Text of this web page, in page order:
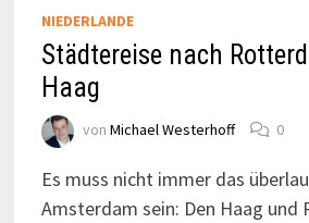
NIEDERLANDE
Städtereise nach
Haag
von Michael Westerhoff 0
Es muss nicht immer das
Amsterdam sein: Den Haag und